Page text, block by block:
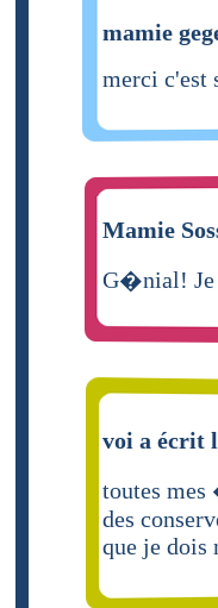
mamie
merci c'est
Mamie
G�nial! Je
voi a écrit
toutes
des
que je dois